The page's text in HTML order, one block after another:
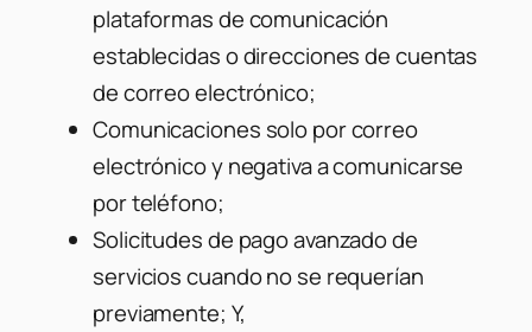
plataformas de comunicación
establecidas o direcciones de cuentas
de correo electrónico;
Comunicaciones solo por correo
electrónico y negativa a comunicarse
por teléfono;
Solicitudes de pago avanzado de
servicios cuando no se requerían
previamente; Y,